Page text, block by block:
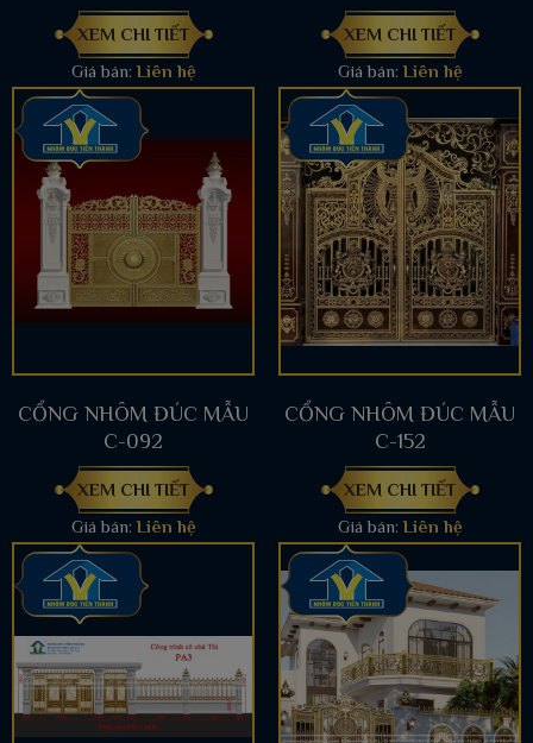
XEM CHI TIẾT
Giá bán: Liên hệ
XEM CHI TIẾT
Giá bán: Liên hệ
CỔNG NHÔM ĐÚC MẪU
C-092
XEM CHI TIẾT
Giá bán: Liên hệ
CỔNG NHÔM ĐÚC MẪU
C-152
XEM CHI TIẾT
Giá bán: Liên hệ